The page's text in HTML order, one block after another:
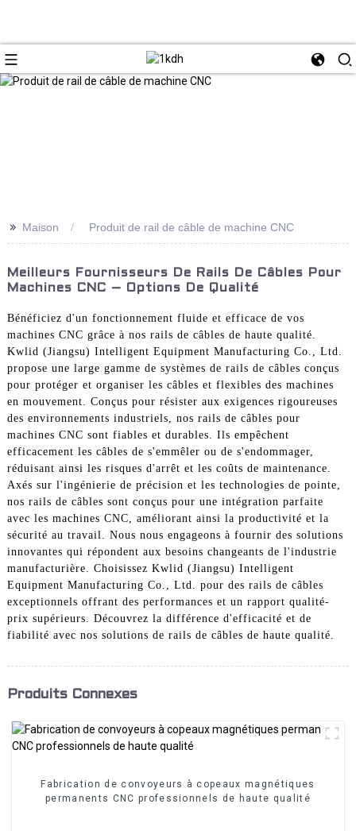
>> Maison Produit de rail de câble de machine CNC
Meilleurs Fournisseurs De Rails De Câbles Pour
Machines CNC – Options De Qualité
Bénéficiez d'un fonctionnement fluide et efficace de vos
machines CNC grâce à nos rails de câbles de haute qualité.
Kwlid (Jiangsu) Intelligent Equipment Manufacturing Co., Ltd.
propose une large gamme de systèmes de rails de câbles conçus
pour protéger et organiser les câbles et flexibles des machines
en mouvement. Conçus pour résister aux exigences rigoureuses
des environnements industriels, nos rails de câbles pour
machines CNC sont fiables et durables. Ils empêchent
efficacement les câbles de s'emmêler ou de s'endommager,
réduisant ainsi les risques d'arrêt et les coûts de maintenance.
Axés sur l'ingénierie de précision et les technologies de pointe,
nos rails de câbles sont conçus pour une intégration parfaite
avec les machines CNC, améliorant ainsi la productivité et la
sécurité au travail. Nous nous engageons à fournir des solutions
innovantes qui répondent aux besoins changeants de l'industrie
manufacturière. Choisissez Kwlid (Jiangsu) Intelligent
Equipment Manufacturing Co., Ltd. pour des rails de câbles
exceptionnels offrant des performances et un rapport qualité-
prix supérieurs. Découvrez la différence d'efficacité et de
fiabilité avec nos solutions de rails de câbles de haute qualité.
Produits Connexes
Fabrication de convoyeurs à copeaux magnétiques
permanents CNC professionnels de haute qualité